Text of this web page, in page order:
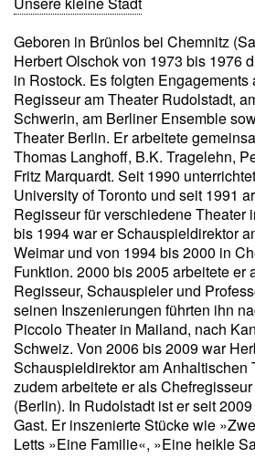
Geboren in Brünlos bei Chemnitz
Herbert Olschok von 1973 bis 1976
in Rostock. Es folgten
Regisseur am Theater Rudolstadt,
Schwerin, am Berliner Ensemble
Theater Berlin. Er arbeitete
Thomas Langhoff, B.K. Tragelehn,
Fritz Marquardt. Seit 1990
University of Toronto und seit 1991
Regisseur für verschiedene Theater
bis 1994 war er Schauspieldirektor
Weimar und von 1994 bis 2000 in
Funktion. 2000 bis 2005 arbeitete er
Regisseur, Schauspieler und
seinen Inszenierungen führten ihn
Piccolo Theater in Mailand, nach
Schweiz. Von 2006 bis 2009 war
Schauspieldirektor am Anhaltischen
zudem arbeitete er als
(Berlin). In Rudolstadt ist er seit
Gast. Er inszenierte Stücke wie
Letts »Eine Familie«, »Eine heikle